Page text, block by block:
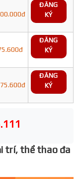
ĐĂNG
KÝ
ĐĂNG
KÝ
ĐĂNG
KÝ
trí, thể thao đa